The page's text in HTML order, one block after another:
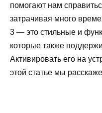
помогают нам
затрачивая много
3 — это стильные и
которые также
Активировать его на
этой статье мы